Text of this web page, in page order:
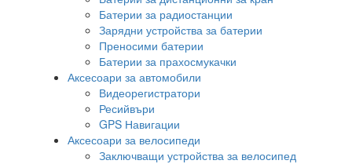
Батерии за радиостанции
Зарядни устройства за батерии
Преносими батерии
Батерии за прахосмукачки
Аксесоари за автомобили
Видеорегистратори
Ресийвъри
GPS Навигации
Аксесоари за велосипеди
Заключващи устройства за велосипед